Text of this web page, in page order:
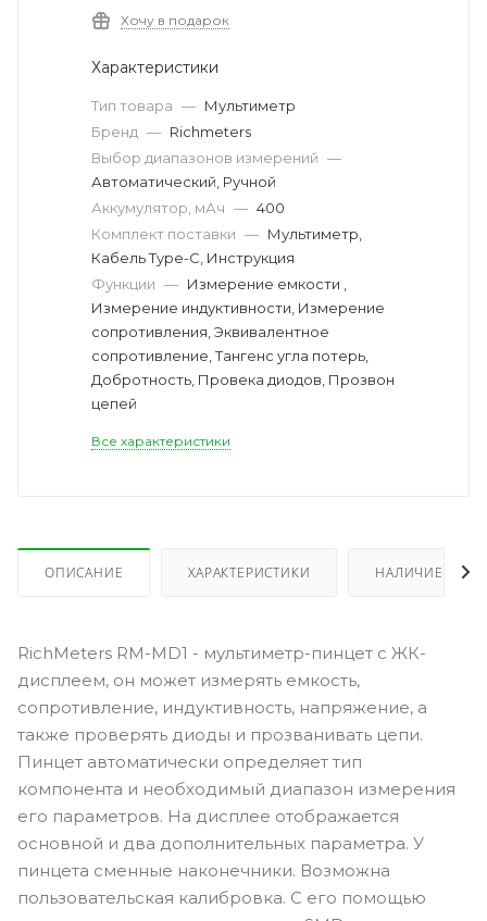
Хочу в подарок
Характеристики
Тип товара — Мультиметр
Бренд — Richmeters
Выбор диапазонов измерений —
Автоматический, Ручной
Аккумулятор, мАч — 400
Комплект поставки — Мультиметр,
Кабель Type-C, Инструкция
Функции — Измерение емкости ,
Измерение индуктивности, Измерение
сопротивления, Эквивалентное
сопротивление, Тангенс угла потерь,
Добротность, Провека диодов, Прозвон
цепей
Все характеристики
ОПИСАНИЕ ХАРАКТЕРИСТИКИ НАЛИЧИЕ
RichMeters RM-MD1 - мультиметр-пинцет с ЖК-
дисплеем, он может измерять емкость,
сопротивление, индуктивность, напряжение, а
также проверять диоды и прозванивать цепи.
Пинцет автоматически определяет тип
компонента и необходимый диапазон измерения
его параметров. На дисплее отображается
основной и два дополнительных параметра. У
пинцета сменные наконечники. Возможна
пользовательская калибровка. С его помощью